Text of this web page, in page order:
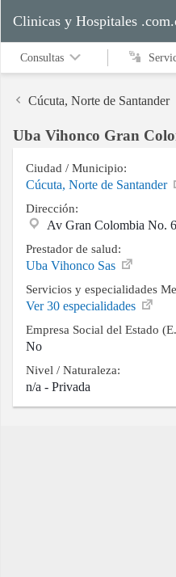
medicos
Ciudades
Buscar
Contacto
Clinicas y Hospitales
Consultas
Cúcuta, Norte de Santander
Uba Vihonco Gran
Ciudad / Municipio:
Cúcuta, Norte de Santander
Dirección:
Av Gran Colombia No.
Prestador de salud:
Uba Vihonco Sas
Servicios y especialidades
Ver 30 especialidades
Empresa Social del Estado
No
Nivel / Naturaleza:
n/a - Privada